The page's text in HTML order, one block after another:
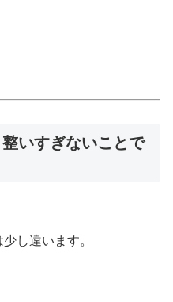
いすぎないことで
し違います。